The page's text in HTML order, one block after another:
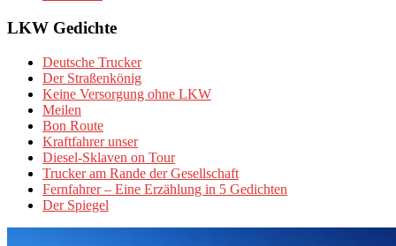
LKW Gedichte
Deutsche Trucker
Der Straßenkönig
Keine Versorgung ohne LKW
Meilen
Bon Route
Kraftfahrer unser
Diesel-Sklaven on Tour
Trucker am Rande der Gesellschaft
Fernfahrer – Eine Erzählung in 5 Gedichten
Der Spiegel